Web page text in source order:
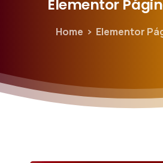
Elementor
Home Elementor